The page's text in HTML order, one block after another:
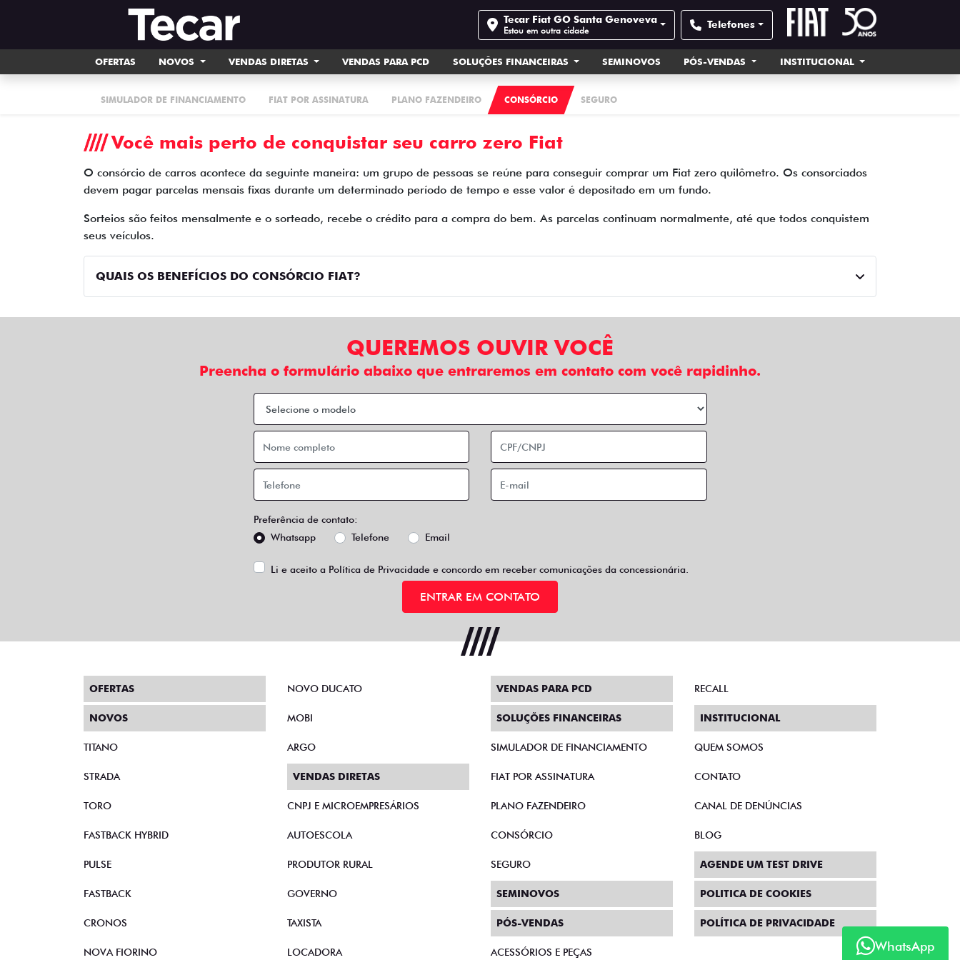
Tecar Fiat GO Santa Genoveva
Estou em outra cidade Telefones
OFERTAS NOVOS VENDAS DIRETAS VENDAS PARA PCD SOLUÇÕES FINANCEIRAS SEMINOVOS PÓS-VENDAS INSTITUCIONAL
SIMULADOR DE FINANCIAMENTO FIAT POR ASSINATURA PLANO FAZENDEIRO CONSÓRCIO SEGURO
Você mais perto de conquistar seu carro zero Fiat
O consórcio de carros acontece da seguinte maneira: um grupo de pessoas se reúne para conseguir comprar um Fiat zero quilômetro. Os consorciados
devem pagar parcelas mensais fixas durante um determinado período de tempo e esse valor é depositado em um fundo.
Sorteios são feitos mensalmente e o sorteado, recebe o crédito para a compra do bem. As parcelas continuam normalmente, até que todos conquistem
seus veículos.
QUAIS OS BENEFÍCIOS DO CONSÓRCIO FIAT?
QUEREMOS OUVIR VOCÊ
Preencha o formulário abaixo que entraremos em contato com você rapidinho.
Preferência de contato:
Whatsapp
Telefone Email
Li e aceito a Política de Privacidadee concordo em receber comunicações da concessionária.
ENTRAR EM CONTATO
WhatsApp
OFERTAS
NOVOS
TITANO
STRADA
TORO
FASTBACK HYBRID
PULSE
FASTBACK
CRONOS
NOVA FIORINO
NOVO DUCATO
MOBI
ARGO
VENDAS DIRETAS
CNPJ E MICROEMPRESÁRIOS
AUTOESCOLA
PRODUTOR RURAL
GOVERNO
TAXISTA
LOCADORA
VENDAS PARA PCD
SOLUÇÕES FINANCEIRAS
SIMULADOR DE FINANCIAMENTO
FIAT POR ASSINATURA
PLANO FAZENDEIRO
CONSÓRCIO
SEGURO
SEMINOVOS
PÓS-VENDAS
ACESSÓRIOS E PEÇAS
RECALL
INSTITUCIONAL
QUEM SOMOS
CONTATO
CANAL DE DENÚNCIAS
BLOG
AGENDE UM TEST DRIVE
POLITICA DE COOKIES
POLÍTICA DE PRIVACIDADE